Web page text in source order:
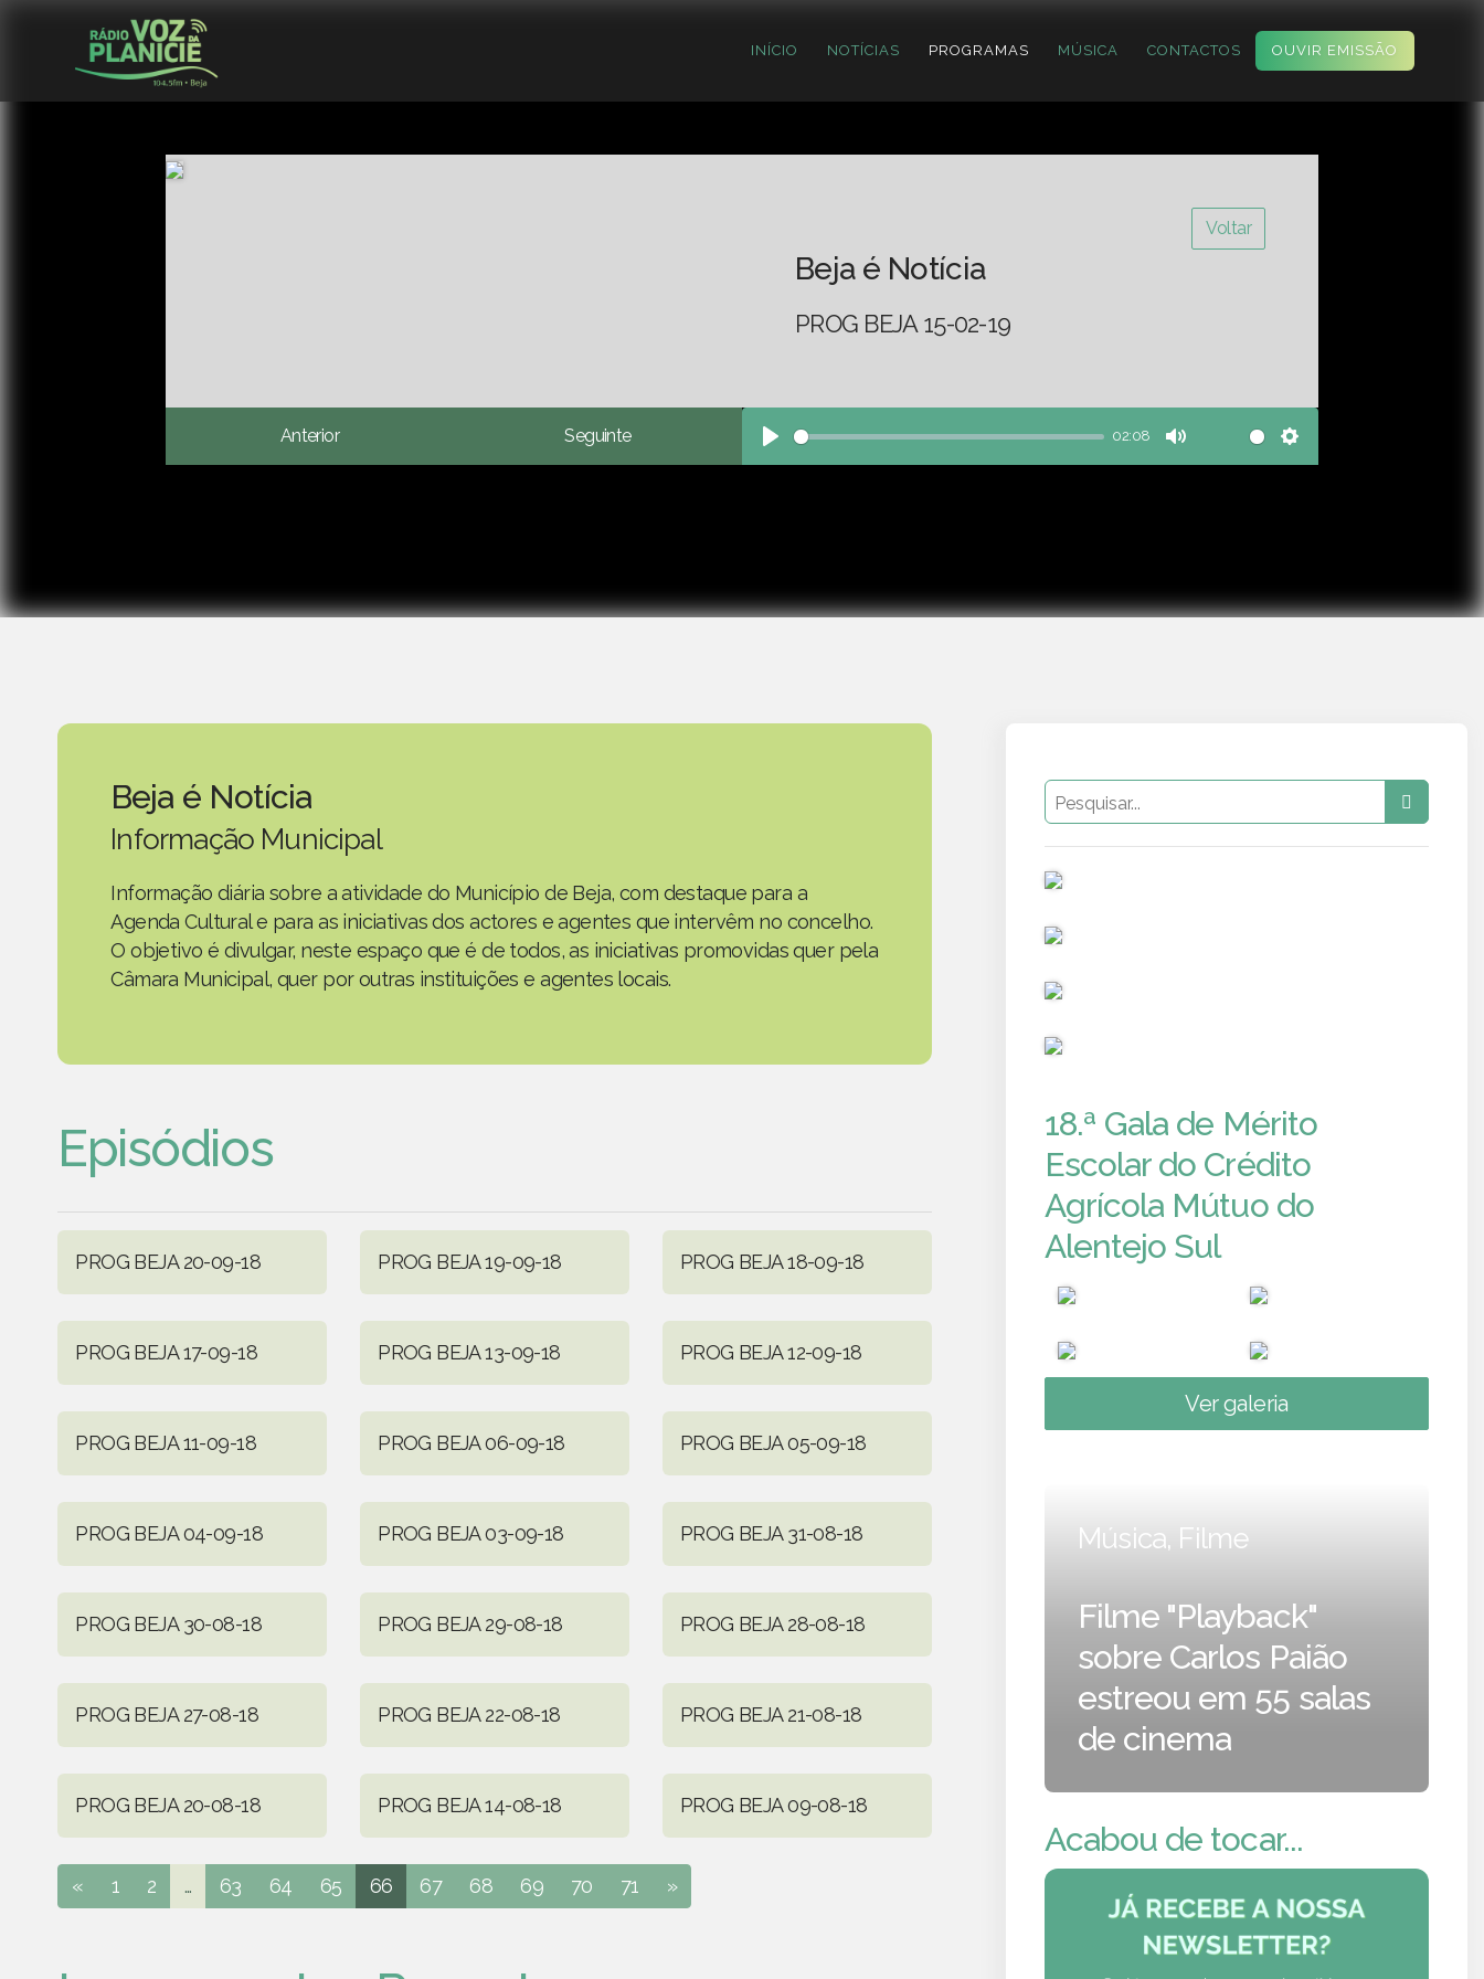
INÍCIO NOTÍCIAS PROGRAMAS MÚSICA CONTACTOS OUVIR EMISSÃO
Voltar
Beja é Notícia
PROG BEJA 15-02-19
Anterior Seguinte
Play
02:08
Mute Settings
Beja é Notícia
Informação Municipal
Informação diária sobre a atividade do Município de Beja, com destaque para a
Agenda Cultural e para as iniciativas dos actores e agentes que intervêm no concelho.
O objetivo é divulgar, neste espaço que é de todos, as iniciativas promovidas quer pela
Câmara Municipal, quer por outras instituições e agentes locais.
Episódios
PROG BEJA 20-09-18 PROG BEJA 19-09-18 PROG BEJA 18-09-18
PROG BEJA 17-09-18 PROG BEJA 13-09-18 PROG BEJA 12-09-18
PROG BEJA 11-09-18 PROG BEJA 06-09-18 PROG BEJA 05-09-18
PROG BEJA 04-09-18 PROG BEJA 03-09-18 PROG BEJA 31-08-18
PROG BEJA 30-08-18 PROG BEJA 29-08-18 PROG BEJA 28-08-18
PROG BEJA 27-08-18 PROG BEJA 22-08-18 PROG BEJA 21-08-18
PROG BEJA 20-08-18 PROG BEJA 14-08-18 PROG BEJA 09-08-18
« 1 2 ... 63 64 65 66 67 68 69 70 71 »
18.ª Gala de Mérito
Escolar do Crédito
Agrícola Mútuo do
Alentejo Sul
Ver galeria
Música, Filme
Filme "Playback"
sobre Carlos Paião
estreou em 55 salas
de cinema
Acabou de tocar...